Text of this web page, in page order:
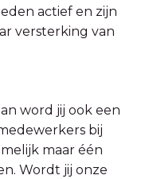
actief en zijn
versterking van
word jij ook een
bij
maar één
Wordt jij onze